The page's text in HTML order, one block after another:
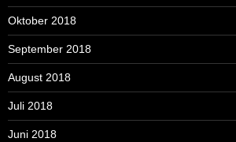
Oktober 2018
September 2018
August 2018
Juli 2018
Juni 2018